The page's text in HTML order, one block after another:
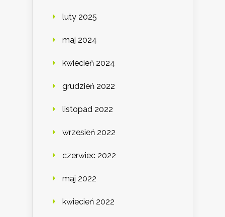
luty 2025
maj 2024
kwiecień 2024
grudzień 2022
listopad 2022
wrzesień 2022
czerwiec 2022
maj 2022
kwiecień 2022